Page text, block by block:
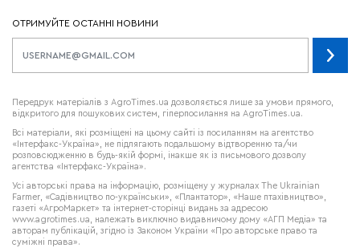
ОТРИМУЙТЕ ОСТАННІ НОВИНИ
Передрук матеріалів з AgroTimes.ua дозволяється лише за умови прямого,
відкритого для пошукових систем, гіперпосилання на AgroTimes.ua.
Всі матеріали, які розміщені на цьому сайті із посиланням на агентство
«Інтерфакс-Україна», не підлягають подальшому відтворенню та/чи
розповсюдженню в будь-якій формі, інакше як із письмового дозволу
агентства «Інтерфакс-Україна».
Усі авторські права на інформацію, розміщену у журналах The Ukrainian
Farmer , «Садівництво по-українськи», «Плантатор», «Наше птахівництво»,
газеті «АгроМаркет» та інтернет-сторінці видань за адресою
www.agrotimes.ua,
належать виключно видавничому дому «АГП Медіа» та
авторам публікацій, згідно із Законом України «Про авторське право та
суміжні права».